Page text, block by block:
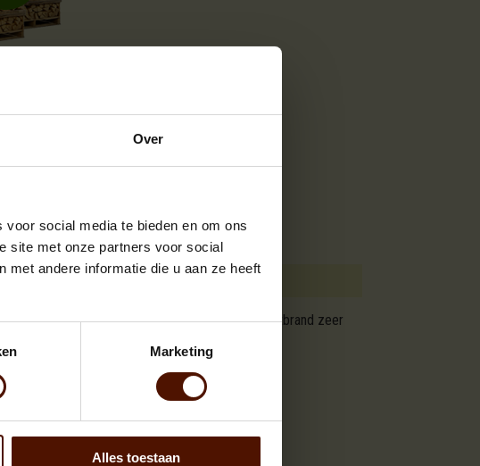
Over
social media te bieden en om ons
site met onze partners voor social
met andere informatie die u aan ze heeft
Marketing
Alles toestaan
haarden en speksteenkachels. Brandhout els ontbrand zeer